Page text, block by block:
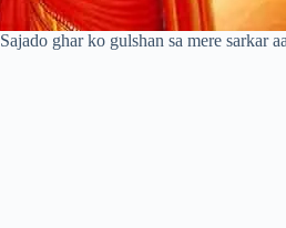
Sajado ghar ko gulshan sa mere sarkar